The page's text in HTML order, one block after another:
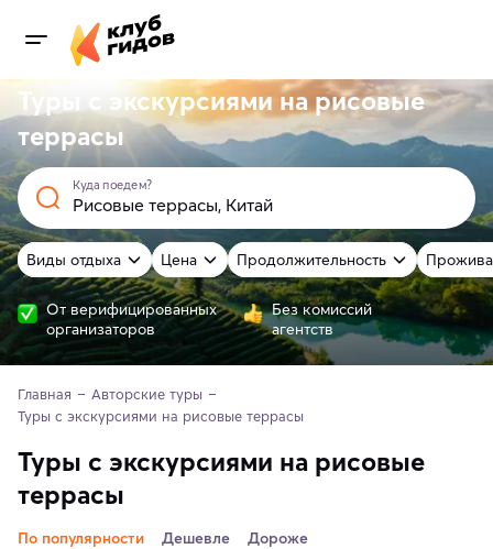
Туры с экскурсиями на рисовые
террасы
Куда поедем?
Виды отдыха Цена Продолжительность
От верифицированных
организаторов
Без комиссий
агентств
Главная
Авторские туры
Туры с экскурсиями на рисовые террасы
Туры с экскурсиями на рисовые
террасы
По популярности Дешевле Дороже